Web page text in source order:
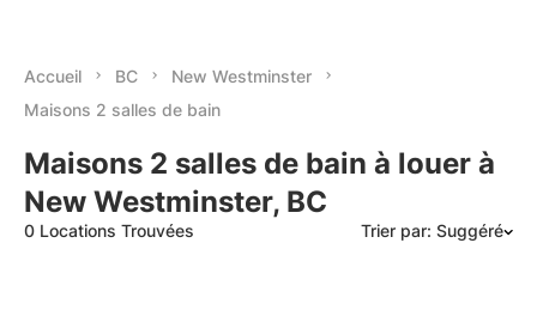
Accueil BC
New Westminster
Maisons 2 salles de bain
Maisons 2 salles de bain à louer à
New Westminster, BC
0 Locations Trouvées Trier par: Suggéré